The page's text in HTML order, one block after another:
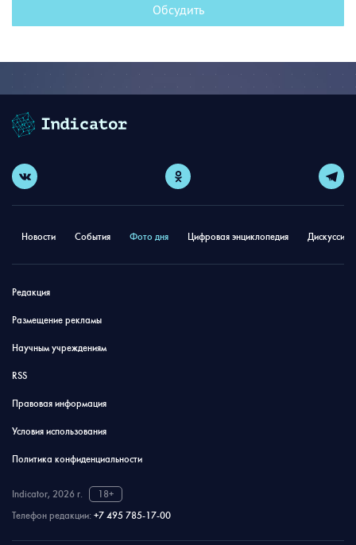
Обсудить
Новости События Фото дня Цифровая энциклопедия
Редакция
Размещение рекламы
Научным учреждениям
RSS
Правовая информация
Условия использования
Политика конфиденциальности
Indicator, 2026 г.
18+
Телефон редакции: +7 495 785-17-00